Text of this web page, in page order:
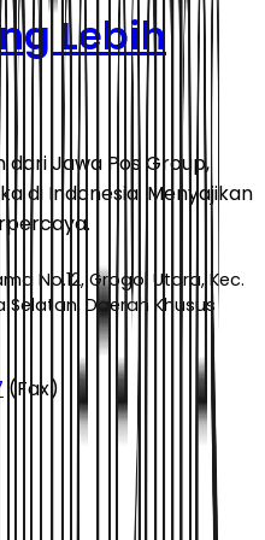
Lebih
Jawa Pos Group,
di Indonesia. Menyajikan
No.12, Grogol Utara, Kec.
Daerah Khusus
(Fax)